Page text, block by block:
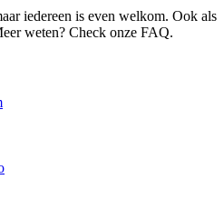
iedereen is even welkom. Ook als
weten? Check onze FAQ.